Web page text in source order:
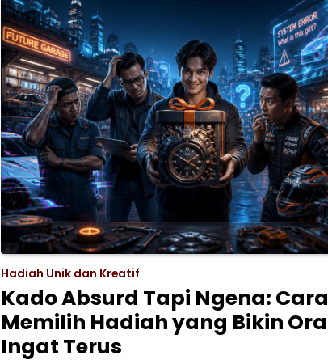
Hadiah Unik dan Kreatif
Kado Absurd Tapi Ngena: Cara
Memilih Hadiah yang Bikin
Ingat Terus